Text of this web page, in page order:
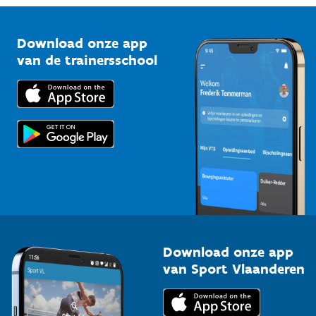
Bedrijven
Trainers en begeleiders
Topsporters
Vlaamse Trainersschool
Kennisplatform
Downloads
Voor de pers
Download onze app
van de trainersschool
Download onze app
van Sport Vlaanderen